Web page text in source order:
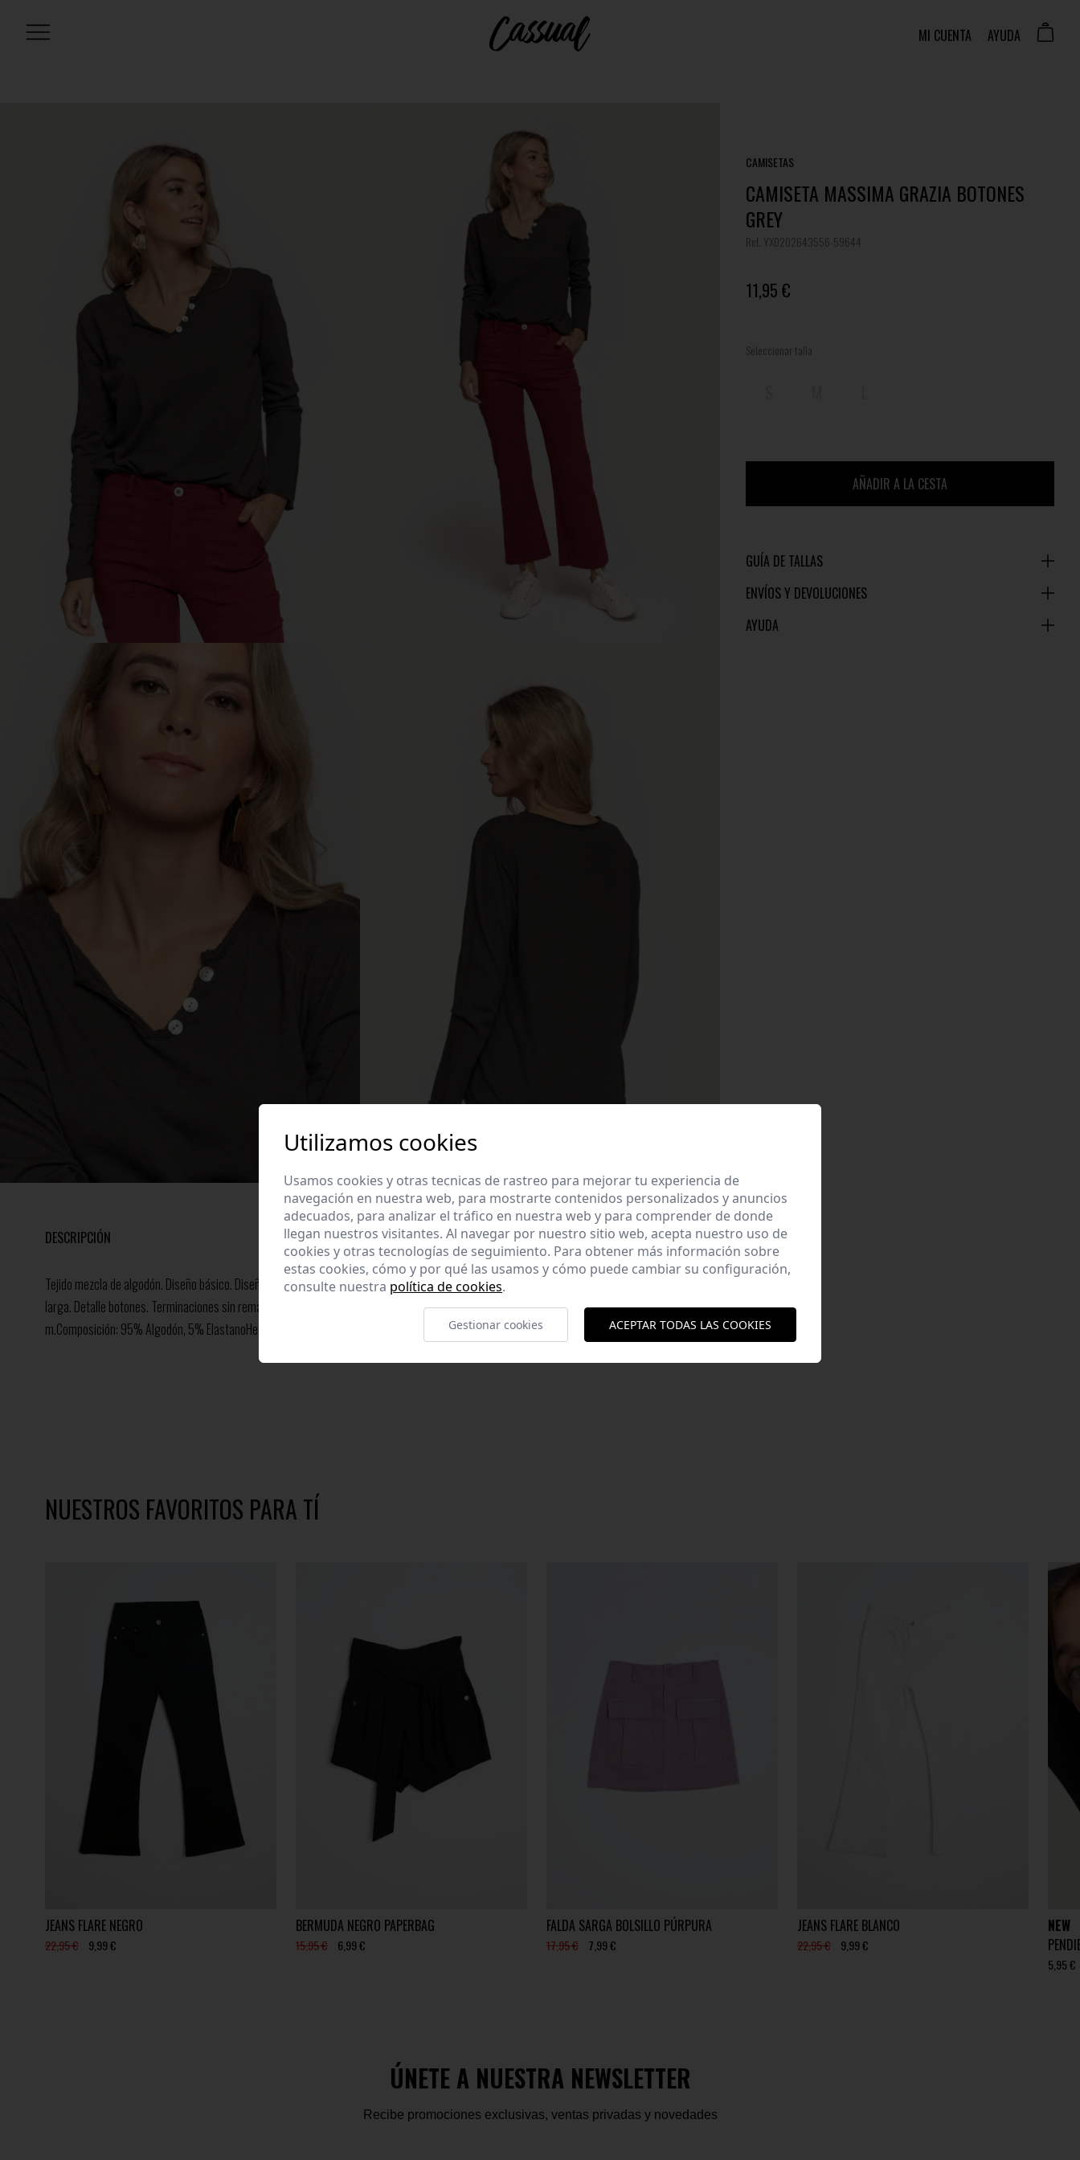
MI CUENTA AYUDA
CAMISETAS
CAMISETA MASSIMA GRAZIA BOTONES
GREY
Ref. YX0202643556-59644
11,95 €
Seleccionar talla
AÑADIR A LA CESTA
GUÍA DE TALLAS
ENVÍOS Y DEVOLUCIONES
AYUDA
DESCRIPCIÓN
Tejido mezcla de algodón. Diseño básico. Diseño recto. Diseño fluido. Cuello pico. Manga
larga. Detalle botones. Terminaciones sin rematar. Talla modelo: S. Altura modelo: 1,70
m.Composición: 95% Algodón, 5% ElastanoHecho en Italia
NUESTROS FAVORITOS PARA TÍ
JEANS FLARE NEGRO
22,95 € 9,99 €
BERMUDA NEGRO PAPERBAG
15,95 € 6,99 €
FALDA SARGA BOLSILLO PÚRPURA
17,95 € 7,99 €
JEANS FLARE BLANCO
22,95 € 9,99 €
NEW
5,95 €
ÚNETE A NUESTRA NEWSLETTER
Recibe promociones exclusivas, ventas privadas y novedades
Utilizamos cookies
Usamos cookies y otras tecnicas de rastreo para mejorar tu experiencia de
navegación en nuestra web, para mostrarte contenidos personalizados y anuncios
adecuados, para analizar el tráfico en nuestra web y para comprender de donde
llegan nuestros visitantes. Al navegar por nuestro sitio web, acepta nuestro uso de
cookies y otras tecnologías de seguimiento. Para obtener más información sobre
estas cookies, cómo y por qué las usamos y cómo puede cambiar su configuración,
consulte nuestra política de cookies.
Gestionar cookies ACEPTAR TODAS LAS COOKIES